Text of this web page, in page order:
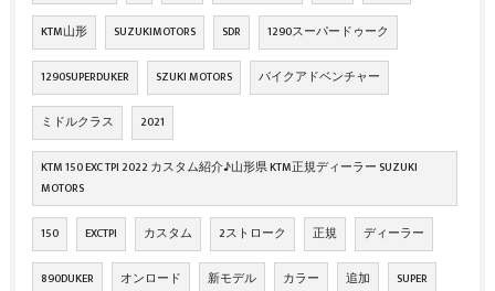
KTM山形 SUZUKIMOTORS SDR 1290スーパードゥーク
1290SUPERDUKER SZUKI MOTORS バイクアドベンチャー
ミドルクラス 2021
KTM 150 EXC TPI 2022 カスタム紹介♪山形県 KTM正規ディーラー SUZUKI
MOTORS
150 EXCTPI カスタム 2ストローク 正規 ディーラー
890DUKER オンロード 新モデル カラー 追加 SUPER